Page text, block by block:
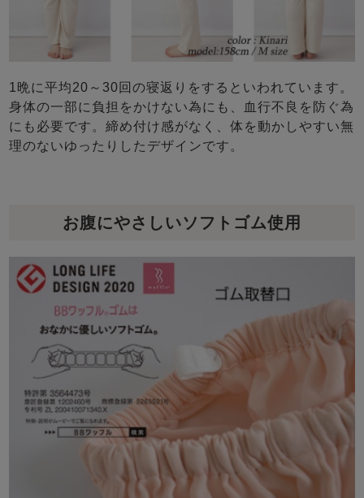
1晩に平均20～30回の寝返りをするといわれています。
身体の一部に負担をかけない為にも、血行不良を防ぐ為
にも必要です。締め付け感がなく、体を動かしやすい無
理のないゆったりしたデザインです。
お腹にやさしいソフトゴム使用